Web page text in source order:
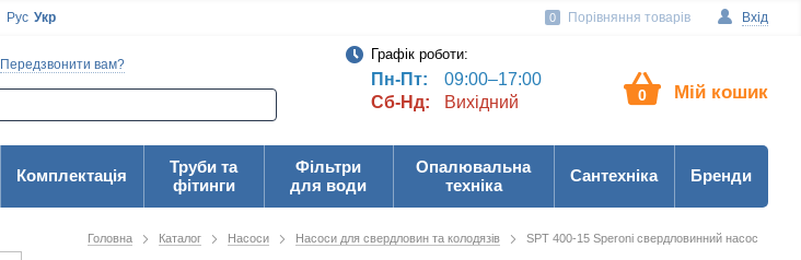
Угода користувача Вхід
0 Порівняння товарів
Рус Укр
Передзвонити вам?
Графік роботи:
Пн-Пт:
09:00–17:00
Сб-Нд:
Вихідний 0 Мій кошик
Комплектація
Труби та
фітинги
Фільтри
для води
Опалювальна
техніка
Сантехніка Бренди
Головна Каталог Насоси Насоси для свердловин та колодязів SPT 400-15 Speroni свердловинний насос